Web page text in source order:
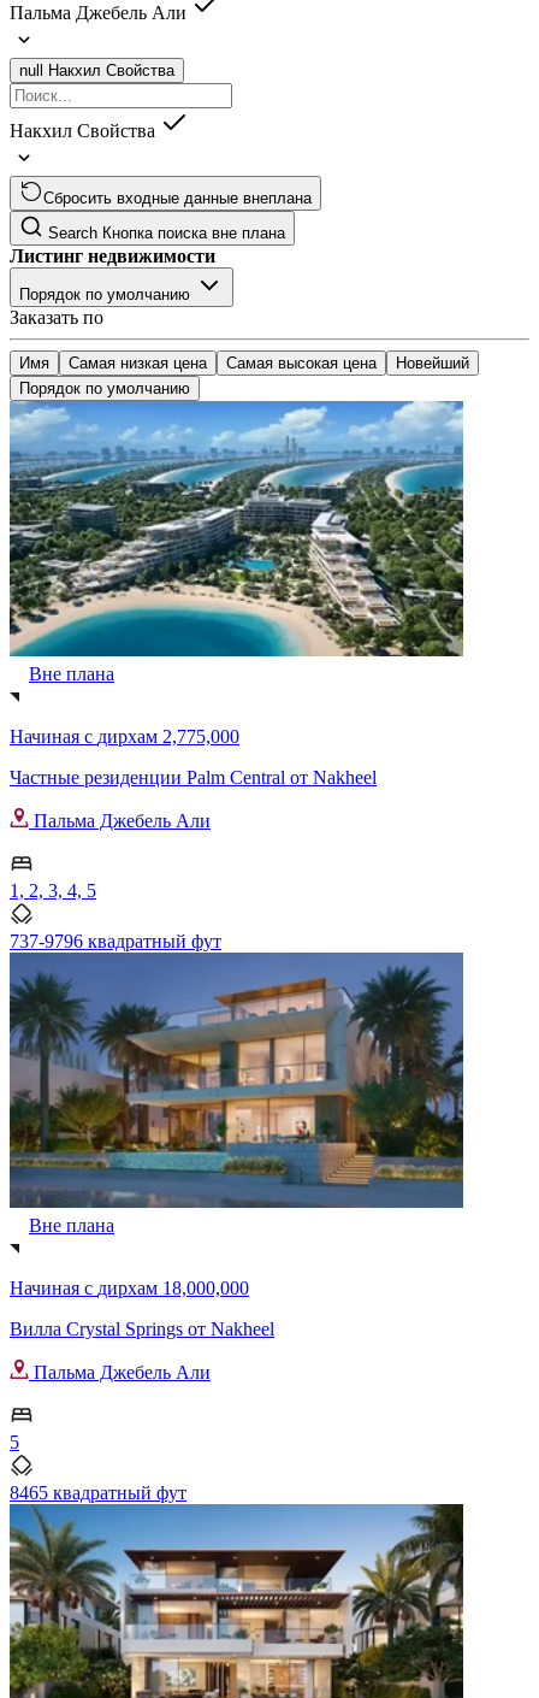
Пальма Джебель Али
null Накхил Свойства
Накхил Свойства
Сбросить входные данные внеплана
Search Кнопка поиска вне плана
Листинг недвижимости
Порядок по умолчанию
Заказать по
Имя Самая низкая цена Самая высокая цена
Новейший
Порядок по умолчанию
Вне плана
Начиная с дирхам 2,775,000
Частные резиденции Palm Central от Nakheel
Пальма Джебель Али
1, 2, 3, 4, 5
737-9796 квадратный фут
Вне плана
Начиная с дирхам 18,000,000
Вилла Crystal Springs от Nakheel
Пальма Джебель Али
5
8465 квадратный фут